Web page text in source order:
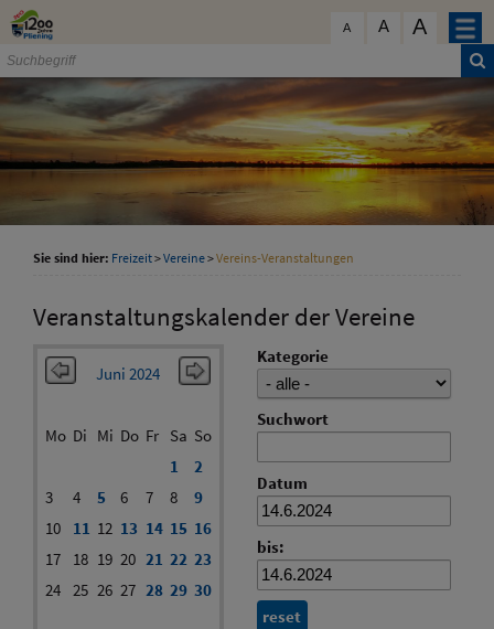
Zum Inhalt
A A A
Sie sind hier: Freizeit>Vereine>Vereins-Veranstaltungen
Veranstaltungskalender der Vereine
Juni 2024
Mo Di Mi Do Fr Sa So
1
2
3
4 5 6 7 8
9
10
11 12 13 14 15 16
17
18 19 20 21 22 23
24 25 26 27 28 29 30
Kategorie
Suchwort
Datum
bis:
reset
schließen